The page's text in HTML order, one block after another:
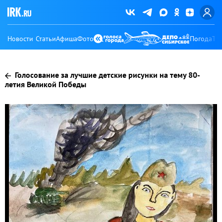
Новости СтатьиАфишаФото Погода
Голосование за лучшие детские рисунки на тему 80-
летия Великой Победы